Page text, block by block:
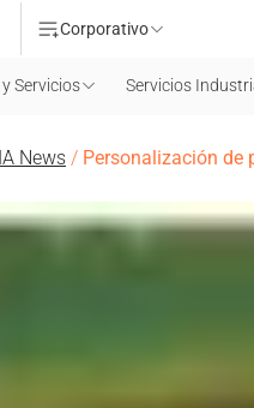
Corporativo
Servicios Servicios
News / Personalización de